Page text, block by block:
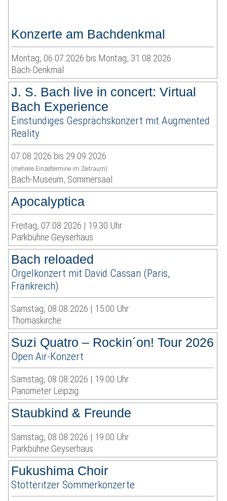
Konzerte am Bachdenkmal
Montag, 06.07.2026 bis Montag, 31.08.2026
Bach-Denkmal
J. S. Bach live in concert: Virtual
Bach Experience
Einstündiges Gesprächskonzert mit Augmented
Reality
07.08.2026 bis 29.09.2026
(mehrere Einzeltermine im Zeitraum)
Bach-Museum, Sommersaal
Apocalyptica
Freitag, 07.08.2026 | 19:30 Uhr
Parkbühne Geyserhaus
Bach reloaded
Orgelkonzert mit David Cassan (Paris,
Frankreich)
Samstag, 08.08.2026 | 15:00 Uhr
Thomaskirche
Suzi Quatro – Rockin´on! Tour 2026
Open Air-Konzert
Samstag, 08.08.2026 | 19:00 Uhr
Panometer Leipzig
Staubkind & Freunde
Samstag, 08.08.2026 | 19:00 Uhr
Parkbühne Geyserhaus
Fukushima Choir
Stötteritzer Sommerkonzerte